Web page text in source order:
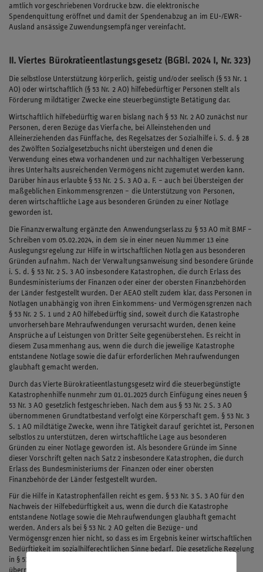
amtlich vorgeschriebenen Vordrucke bzw. die elektronische
Spendenquittung eröffnet und damit der Spendenabzug an im EU-/EWR-
Ausland ansässige Zuwendungsempfänger vereinfacht.
II. Viertes Bürokratieentlastungsgesetz (BGBl. 2024 I, Nr. 323)
Die selbstlose Unterstützung körperlich, geistig und/oder seelisch (§ 53 Nr. 1
AO) oder wirtschaftlich (§ 53 Nr. 2 AO) hilfebedürftiger Personen stellt als
Förderung mildtätiger Zwecke eine steuerbegünstigte Betätigung dar.
Wirtschaftlich hilfebedürftig waren bislang nach § 53 Nr. 2 AO zunächst nur
Personen, deren Bezüge das Vierfache, bei Alleinstehenden und
Alleinerziehenden das Fünffache, des Regelsatzes der Sozialhilfe i. S. d. § 28
des Zwölften Sozialgesetzbuchs nicht übersteigen und denen die
Verwendung eines etwa vorhandenen und zur nachhaltigen Verbesserung
ihres Unterhalts ausreichenden Vermögens nicht zugemutet werden kann.
Darüber hinaus erlaubte § 53 Nr. 2 S. 3 AO a. F. – auch bei Übersteigen der
maßgeblichen Einkommensgrenzen – die Unterstützung von Personen,
deren wirtschaftliche Lage aus besonderen Gründen zu einer Notlage
geworden ist.
Die Finanzverwaltung ergänzte den Anwendungserlass zu § 53 AO mit BMF –
Schreiben vom 05.02.2024, in dem sie in einer neuen Nummer 13 eine
Auslegungsregelung zur Hilfe in wirtschaftlichen Notlagen aus besonderen
Gründen aufnahm. Nach der Verwaltungsanweisung sind besondere Gründe
i. S. d. § 53 Nr. 2 S. 3 AO insbesondere Katastrophen, die durch Erlass des
Bundesministeriums der Finanzen oder einer der obersten Finanzbehörden
der Länder festgestellt wurden. Der AEAO stellt zudem klar, dass Personen in
Notlagen unabhängig von ihren Einkommens- und Vermögensgrenzen nach
§ 53 Nr. 2 S. 1 und 2 AO hilfebedürftig sind, soweit durch die Katastrophe
unvorhersehbare Mehraufwendungen verursacht wurden, denen keine
Ansprüche auf Leistungen von Dritter Seite gegenüberstehen. Es reicht in
diesem Zusammenhang aus, wenn die durch die jeweilige Katastrophe
entstandene Notlage sowie die dafür erforderlichen Mehraufwendungen
glaubhaft gemacht werden.
Durch das Vierte Bürokratieentlastungsgesetz wird die steuerbegünstigte
Katastrophenhilfe nunmehr zum 01.01.2025 durch Einfügung eines neuen §
53 Nr. 3 AO gesetzlich festgeschrieben. Nach dem aus § 53 Nr. 2 S. 3 AO
übernommenen Grundtatbestand verfolgt eine Körperschaft gem. § 53 Nr. 3
S. 1 AO mildtätige Zwecke, wenn ihre Tätigkeit darauf gerichtet ist, Personen
selbstlos zu unterstützen, deren wirtschaftliche Lage aus besonderen
Gründen zu einer Notlage geworden ist. Als besondere Gründe im Sinne
dieser Vorschrift gelten nach Satz 2 insbesondere Katastrophen, die durch
Erlass des Bundesministeriums der Finanzen oder einer obersten
Finanzbehörde der Länder festgestellt wurden.
Für die Hilfe in Katastrophenfällen reicht es gem. § 53 Nr. 3 S. 3 AO für den
Nachweis der Hilfebedürftigkeit aus, wenn die durch die Katastrophe
entstandene Notlage sowie die Mehraufwendungen glaubhaft gemacht
werden. Anders als bei § 53 Nr. 2 AO gelten die Bezüge- und
Vermögensgrenzen hier nicht, so dass es im Ergebnis keiner wirtschaftlichen
Bedürftigkeit im sozialhilferechtlichen Sinne bedarf. Die gesetzliche Regelung
in § 53 Nr. 3 AO hat weite Teile der bisherigen Verwaltungsregelung
übernommen. Unberücksichtigt im Gesetz bleiben jedoch die dortigen